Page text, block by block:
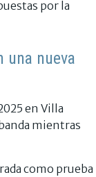
por la
una nueva
en Villa
mientras
como prueba